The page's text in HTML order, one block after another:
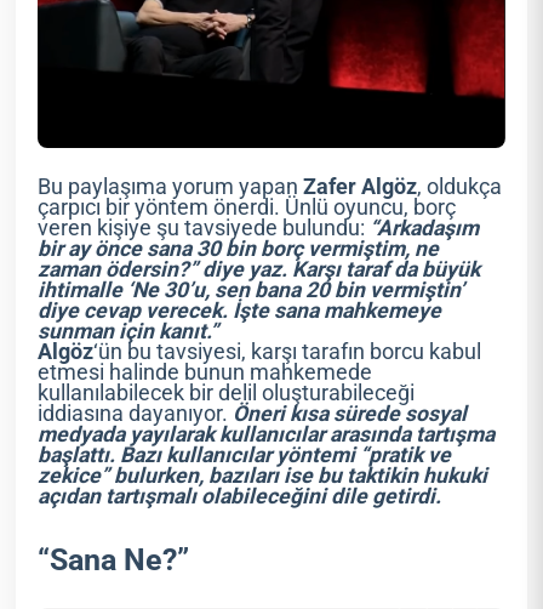
Bu paylaşıma yorum yapanZafer Algöz, oldukça
çarpıcı bir yöntem önerdi. Ünlü oyuncu, borç
veren kişiye şu tavsiyede bulundu: “Arkadaşım
bir ay önce sana 30 bin borç vermiştim, ne
zaman ödersin?” diye yaz. Karşı taraf da büyük
ihtimalle ‘Ne 30’u, sen bana 20 bin vermiştin’
diye cevap verecek. İşte sana mahkemeye
sunman için kanıt.”
Algöz‘ün bu tavsiyesi, karşı tarafın borcu kabul
etmesi halinde bunun mahkemede
kullanılabilecek bir delil oluşturabileceği
iddiasına dayanıyor. Öneri kısa sürede sosyal
medyada yayılarak kullanıcılar arasında tartışma
başlattı. Bazı kullanıcılar yöntemi “pratik ve
zekice” bulurken, bazıları ise bu taktikin hukuki
açıdan tartışmalı olabileceğini dile getirdi.
“Sana Ne?”